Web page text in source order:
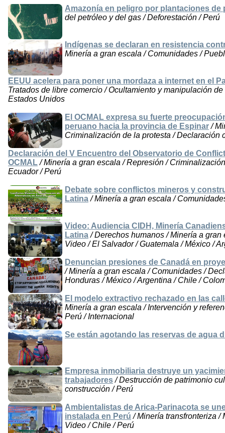
Amazonía en peligro por plantaciones de
del petróleo y del gas / Deforestación / Perú
Indígenas se declaran en resistencia
Minería a gran escala / Comunidades /
EEUU acelera para poner una mordaza a internet en el
Tratados de libre comercio / Ocultamiento y manipulación
Estados Unidos
El OCMAL expresa su fuerte
peruano hacia la provincia de Espinar/
Criminalización de la protesta / Declaración
Declaración del V Encuentro del Observatorio de
OCMAL/ Minería a gran escala / Represión /
Ecuador / Perú
Debate sobre conflictos mineros y
Latina/ Minería a gran escala /
Video: Audiencia CIDH, Minería
Latina/ Derechos humanos / Minería a
Video / El Salvador / Guatemala / México /
Denuncian presiones de Canadá en
/ Minería a gran escala / Comunidades /
Honduras / México / Argentina / Chile /
El modelo extractivo rechazado en las
Minería a gran escala / Intervención y
Perú / Internacional
Se están agotando las reservas de agua
Empresa inmobiliaria destruye un
trabajadores/ Destrucción de patrimonio
construcción / Perú
Ambientalistas de Arica-Parinacota se
instalada en Perú / Minería transfronteriza /
Video / Chile / Perú